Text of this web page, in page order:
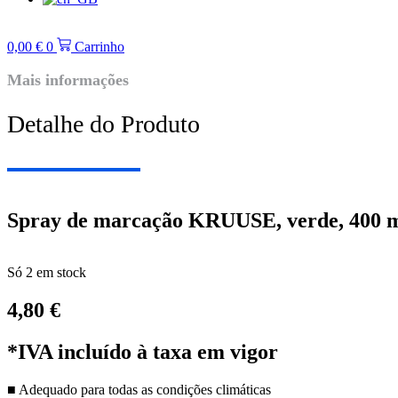
0,00 € 0 Carrinho
Mais informações
Detalhe do Produto
Spray de marcação KRUUSE, verde, 400
Só 2 em stock
4,80 €
*IVA incluído à taxa em vigor
■ Adequado para todas as condições climáticas